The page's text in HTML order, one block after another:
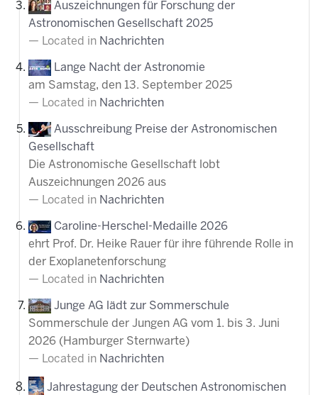
Auszeichnungen für Forschung der
Astronomischen Gesellschaft 2025
Located in Nachrichten
Lange Nacht der Astronomie
am Samstag, den 13. September 2025
Located in Nachrichten
Ausschreibung Preise der Astronomischen
Gesellschaft
Die Astronomische Gesellschaft lobt
Auszeichnungen 2026 aus
Located in Nachrichten
Caroline-Herschel-Medaille 2026
ehrt Prof. Dr. Heike Rauer für ihre führende Rolle in
der Exoplanetenforschung
Located in Nachrichten
Junge AG lädt zur Sommerschule
Sommerschule der Jungen AG vom 1. bis 3. Juni
2026 (Hamburger Sternwarte)
Located in Nachrichten
Jahrestagung der Deutschen Astronomischen